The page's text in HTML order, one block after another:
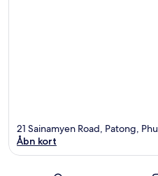
21 Sainamyen Road, Patong,
Åbn kort